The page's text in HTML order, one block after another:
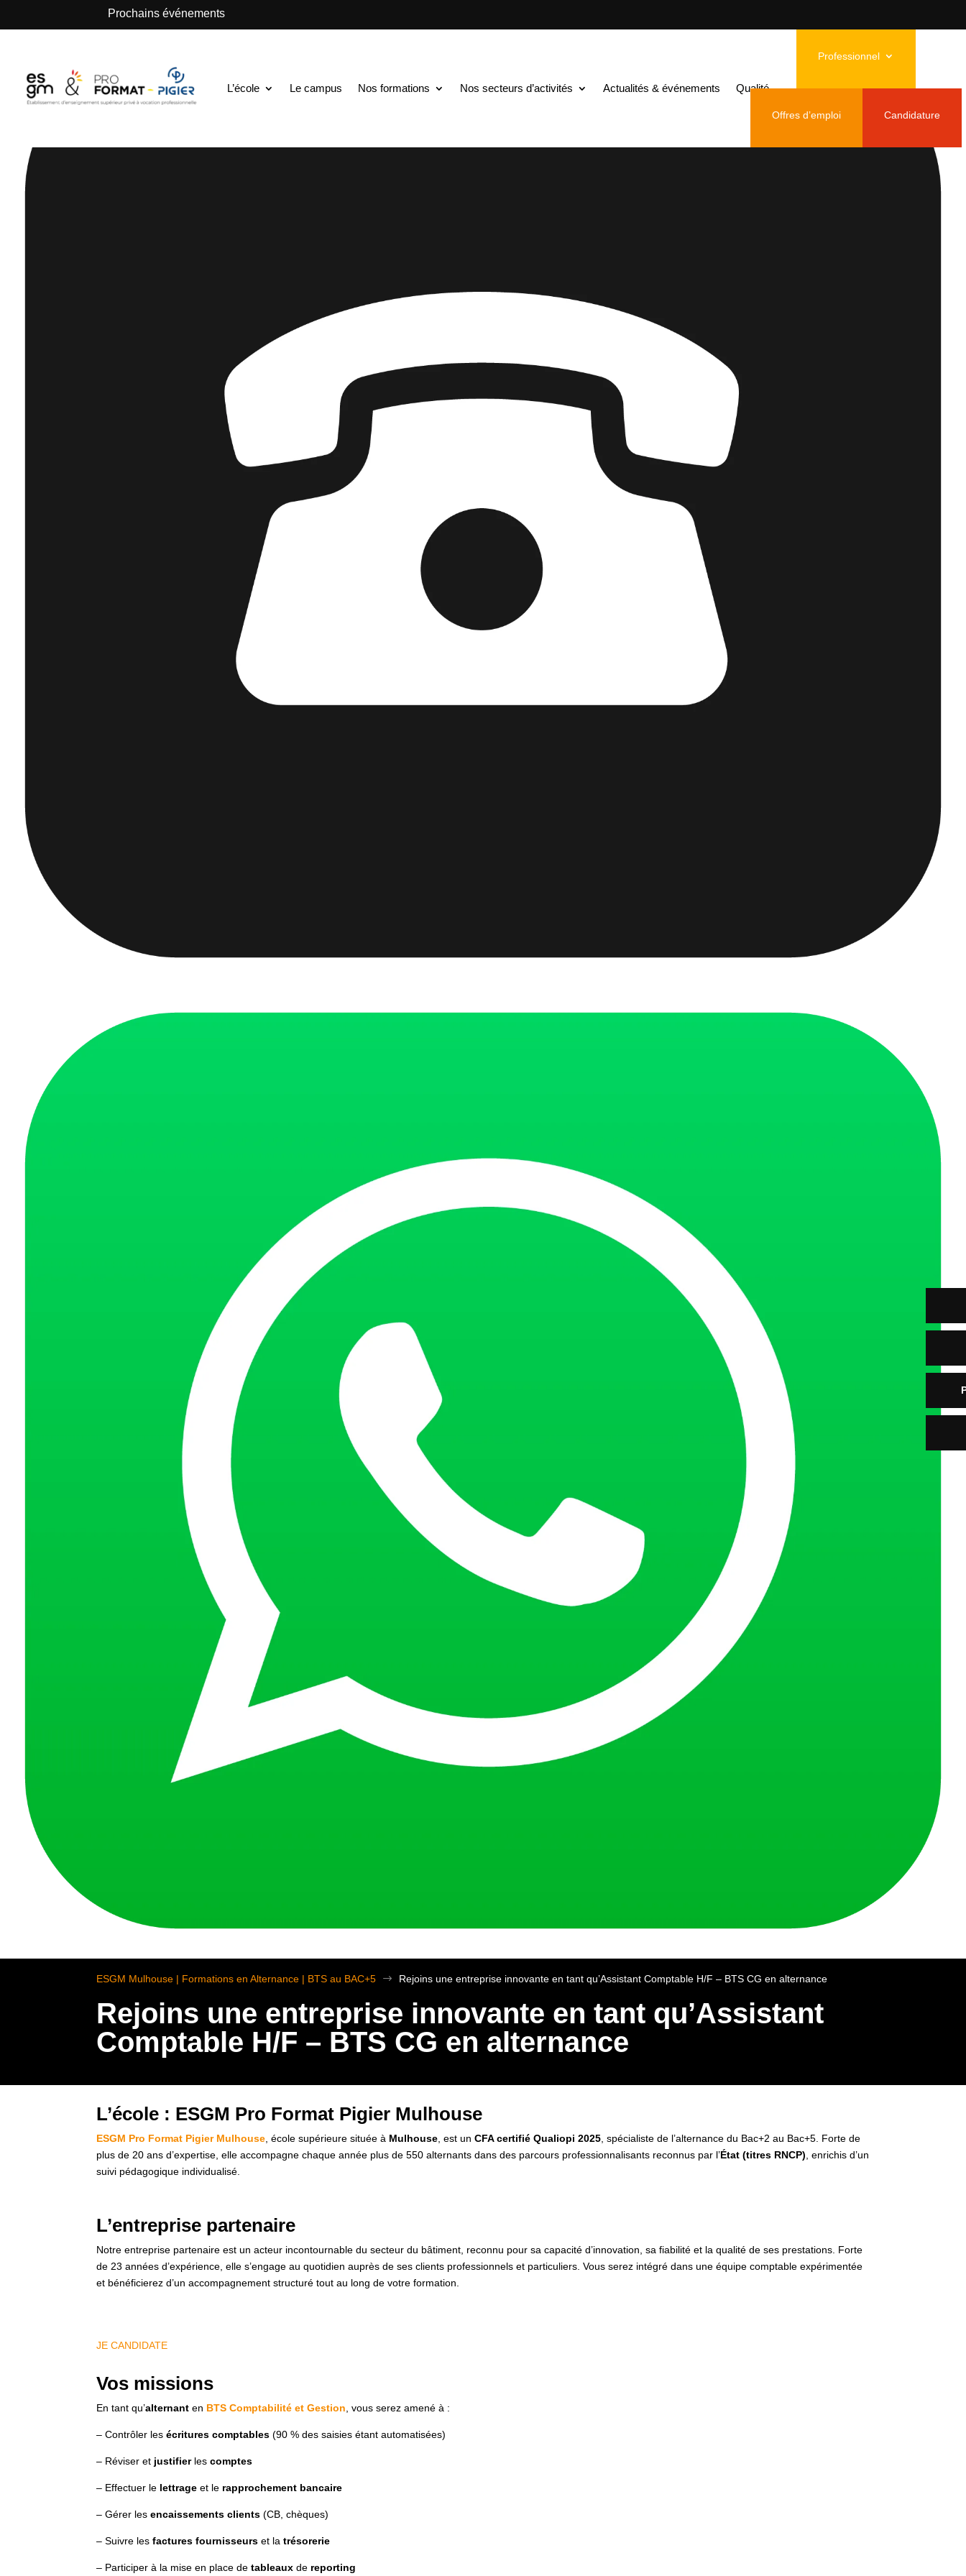
Prochains événements
L’école Le campus Nos formations Nos secteurs d’activités Actualités & événements Qualité
Professionnel
Offres d’emploi Candidature
ESGM Mulhouse | Formations en Alternance | BTS au BAC+5 $ Rejoins une entreprise innovante en tant qu’Assistant Comptable H/F – BTS CG en alternance
Rejoins une entreprise innovante en tant qu’Assistant
Comptable H/F – BTS CG en alternance
L’école : ESGM Pro Format Pigier Mulhouse
ESGM Pro Format Pigier Mulhouse , école supérieure située à Mulhouse , est unCFA certifié Qualiopi 2025 , spécialiste de l’alternance du Bac+2 au Bac+5. Forte de
plus de 20 ans d’expertise, elle accompagne chaque année plus de 550 alternants dans des parcours professionnalisants reconnus par l’État (titres RNCP) , enrichis d’un
suivi pédagogique individualisé.
L’entreprise partenaire
Notre entreprise partenaire est un acteur incontournable du secteur du bâtiment, reconnu pour sa capacité d’innovation, sa fiabilité et la qualité de ses prestations. Forte
de 23 années d’expérience, elle s’engage au quotidien auprès de ses clients professionnels et particuliers. Vous serez intégré dans une équipe comptable expérimentée
et bénéficierez d’un accompagnement structuré tout au long de votre formation.
JE CANDIDATE
Vos missions
En tant qu’alternant en BTS Comptabilité et Gestion , vous serez amené à :
– Contrôler lesécritures comptables(90 % des saisies étant automatisées)
– Réviser et justifier lescomptes
– Effectuer le lettrageet le rapprochement bancaire
– Gérer lesencaissements clients(CB, chèques)
– Suivre lesfactures fournisseurset latrésorerie
– Participer à la mise en place detableauxde reporting